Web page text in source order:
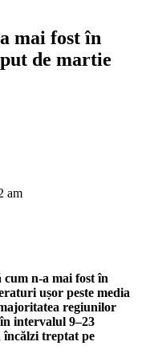
mai fost în
de martie
am
n-a mai fost în
ușor peste media
regiunilor
intervalul 9–23
treptat pe